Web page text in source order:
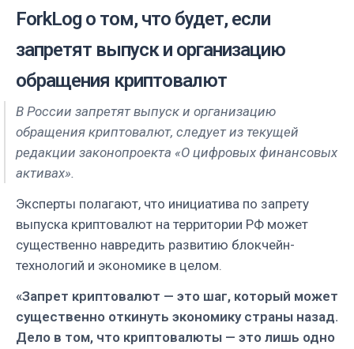
ForkLog о том, что будет, если
запретят выпуск и организацию
обращения криптовалют
В России запретят выпуск и организацию
обращения криптовалют, следует из текущей
редакции законопроекта «О цифровых финансовых
активах».
Эксперты полагают, что инициатива по запрету
выпуска криптовалют на территории РФ может
существенно навредить развитию блокчейн-
технологий и экономике в целом.
«Запрет криптовалют — это шаг, который может
существенно откинуть экономику страны назад.
Дело в том, что криптовалюты — это лишь одно